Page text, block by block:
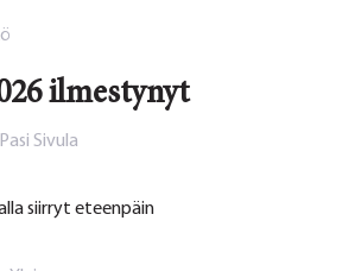
ilmestynyt
Pasi Sivula
siirryt eteenpäin